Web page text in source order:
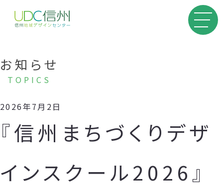
お知らせ
TOPICS
2026年7月2日
『信州まちづくりデザ
インスクール2026』